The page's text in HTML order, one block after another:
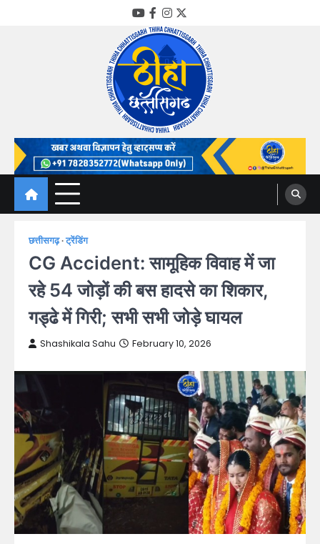
YouTube
Facebook
Instagram
Twitter
Thiha Chhattisgarh
गोठ जन-जन के
छत्तीसगढ़ ट्रेंडिंग
CG Accident: सामूहिक विवाह में जा
रहे 54 जोड़ों की बस हादसे का शिकार,
गड्ढे में गिरी; सभी सभी जोड़े घायल
Shashikala Sahu February 10, 2026